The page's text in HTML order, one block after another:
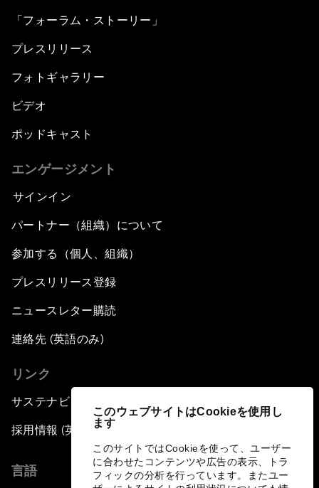
このウェブサイトはCookieを使用し
ます
このサイトではCookieを使って、ユーザー
に合わせたコンテンツや広告の表示、トラ
フィックの分析を行っています。またユー
「フォーラム・ストーリー」
プレスリリース
フォトギャラリー
ビデオ
ポッドキャスト
エンゲージメント
サインイン
パートナー（組織）について
参加する（個人、組織）
プレスリリース登録
ニュースレター購読
連絡先 (英語のみ)
リンク
サステナビリティへの取り組み
採用情報 (英語のみ)
言語